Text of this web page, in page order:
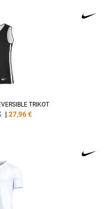
TRIKOT
| 27,96€